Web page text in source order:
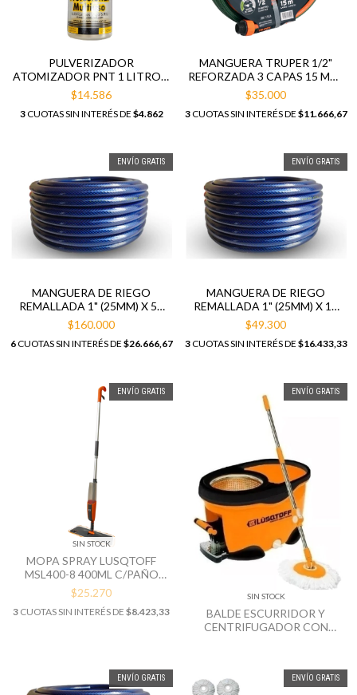
PULVERIZADOR
ATOMIZADOR PNT 1 LITRO X
10 UNIDADES
$14.586
3CUOTAS SIN INTERÉS DE $4.862
MANGUERA TRUPER 1/2"
REFORZADA 3 CAPAS 15 MTS
16051
$35.000
3CUOTAS SIN INTERÉS DE $11.666,67
ENVÍO GRATIS
MANGUERA DE RIEGO
REMALLADA 1" (25MM) X 50
MTS
$160.000
6CUOTAS SIN INTERÉS DE $26.666,67
ENVÍO GRATIS
MANGUERA DE RIEGO
REMALLADA 1" (25MM) X 15
MTS
$49.300
3CUOTAS SIN INTERÉS DE $16.433,33
ENVÍO GRATIS
SIN STOCK
MOPA SPRAY LUSQTOFF
MSL400-8 400ML C/PAÑO
MICRO FIBRA
$25.270
3 CUOTAS SIN INTERÉS DE $8.423,33
ENVÍO GRATIS
SIN STOCK
BALDE ESCURRIDOR Y
CENTRIFUGADOR CON
ENVÍO GRATIS ENVÍO GRATIS